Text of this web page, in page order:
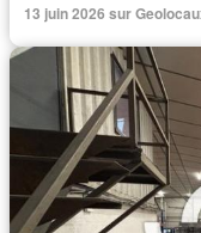
13 juin 2026 sur